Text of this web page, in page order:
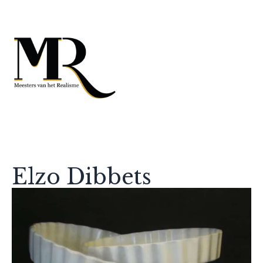
Elzo Dibbets